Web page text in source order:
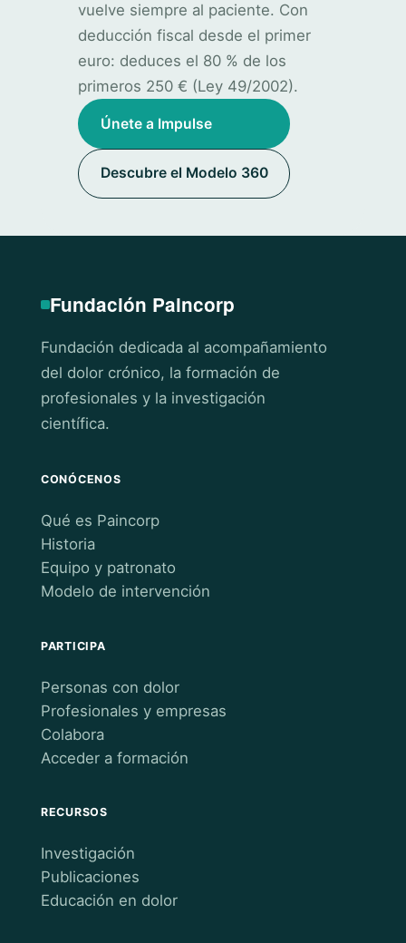
vuelve siempre al paciente. Con
deducción fiscal desde el primer
euro: deduces el 80 % de los
primeros 250 € (Ley 49/2002).
Únete a Impulse
Descubre el Modelo 360
Fundación Paincorp
Fundación dedicada al acompañamiento
del dolor crónico, la formación de
profesionales y la investigación
científica.
CONÓCENOS
Qué es Paincorp
Historia
Equipo y patronato
Modelo de intervención
PARTICIPA
Personas con dolor
Profesionales y empresas
Colabora
Acceder a formación
RECURSOS
Investigación
Publicaciones
Educación en dolor